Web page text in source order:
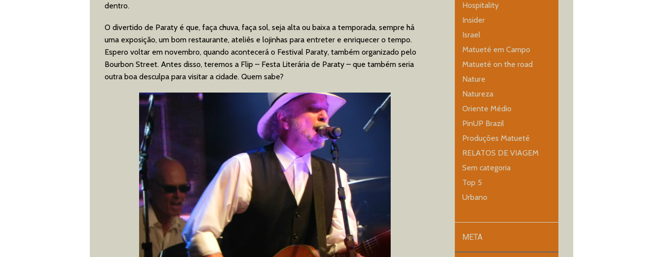
dentro.
O divertido de Paraty é que, faça chuva, faça sol, seja alta ou baixa a temporada, sempre há
uma exposição, um bom restaurante, ateliês e lojinhas para entreter e enriquecer o tempo.
Espero voltar em novembro, quando acontecerá o Festival Paraty, também organizado pelo
Bourbon Street. Antes disso, teremos a Flip – Festa Literária de Paraty – que também seria
outra boa desculpa para visitar a cidade. Quem sabe?
Hospitality
Insider
Israel
Matueté em Campo
Matueté on the road
Nature
Natureza
Oriente Médio
PinUP Brazil
Produções Matueté
RELATOS DE VIAGEM
Sem categoria
Top 5
Urbano
META